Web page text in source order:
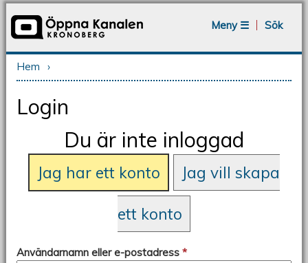
Meny ☰
Sök
Du är här
Hem ›
Login
Du är inte inloggad
Jag har ett konto Jag vill skapa
ett konto
Användarnamn eller e-postadress *